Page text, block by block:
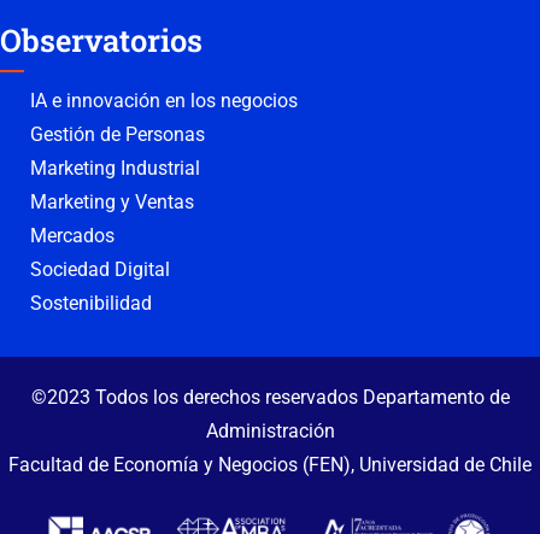
Observatorios
IA e innovación en los negocios
Gestión de Personas
Marketing Industrial
Marketing y Ventas
Mercados
Sociedad Digital
Sostenibilidad
©2023 Todos los derechos reservados Departamento de
Administración
Facultad de Economía y Negocios (FEN), Universidad de Chile